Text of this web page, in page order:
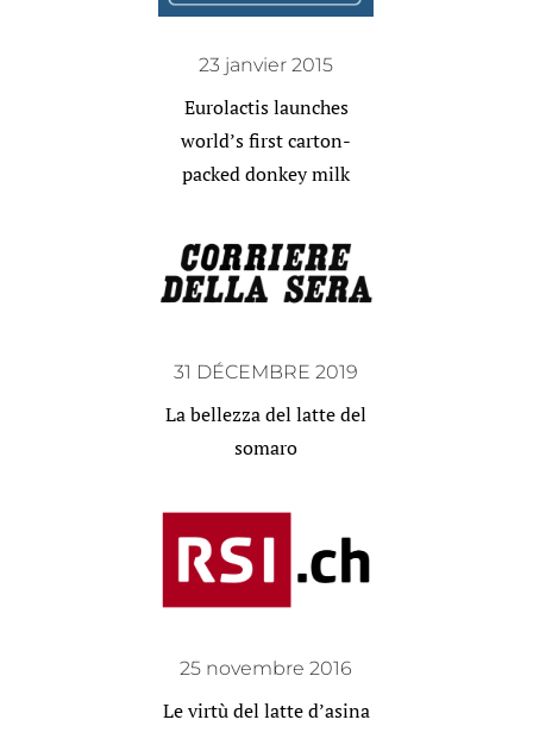
23 janvier 2015
Eurolactis launches
world’s first carton-
packed donkey milk
31 DÉCEMBRE 2019
La bellezza del latte del
somaro
25 novembre 2016
Le virtù del latte d’asina